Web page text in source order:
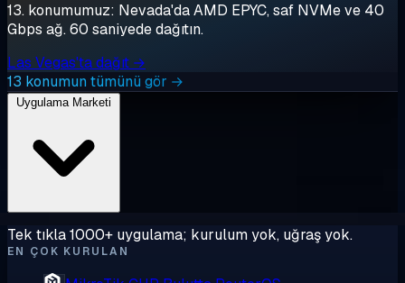
13. konumumuz: Nevada'da AMD EPYC, saf NVMe ve 40
Gbps ağ. 60 saniyede dağıtın.
Las Vegas'ta dağıt →
13 konumun tümünü gör →
Tek tıkla 1000+ uygulama; kurulum yok, uğraş yok.
EN ÇOK KURULAN